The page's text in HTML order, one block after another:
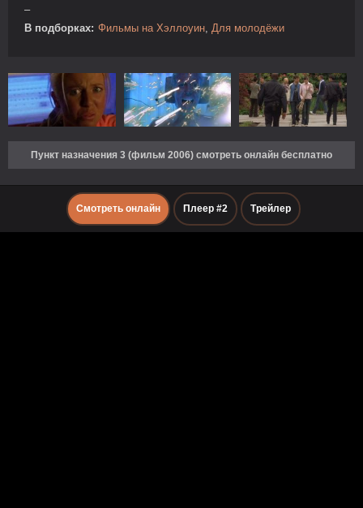
–
В подборках: Фильмы на Хэллоуин Для молодёжи
Пункт назначения 3 (фильм 2006) смотреть онлайн бесплатно
Смотреть онлайн Плеер #2 Трейлер